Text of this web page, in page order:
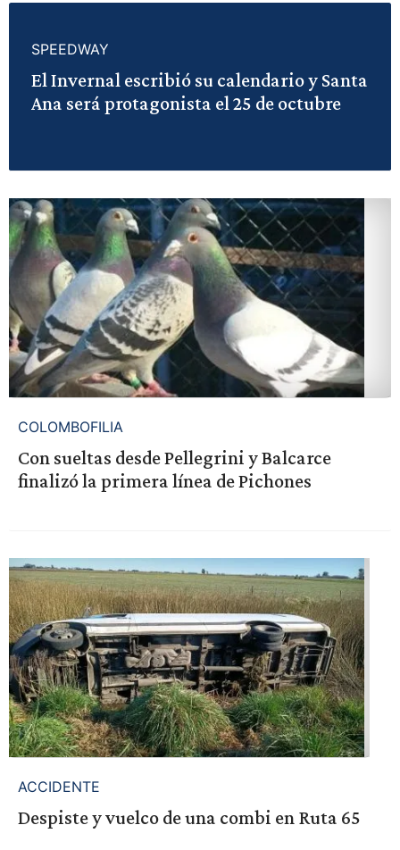
SPEEDWAY
El Invernal escribió su calendario y Santa
Ana será protagonista el 25 de octubre
COLOMBOFILIA
Con sueltas desde Pellegrini y Balcarce
finalizó la primera línea de Pichones
ACCIDENTE
Despiste y vuelco de una combi en Ruta 65